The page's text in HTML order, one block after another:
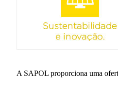
A SAPOL proporciona uma